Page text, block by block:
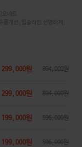
네트
름개선,입술라인 선명하게,
299,000원 894,000원
299,000원 894,000원
199,000원 596,000원
199,000원 596,000원